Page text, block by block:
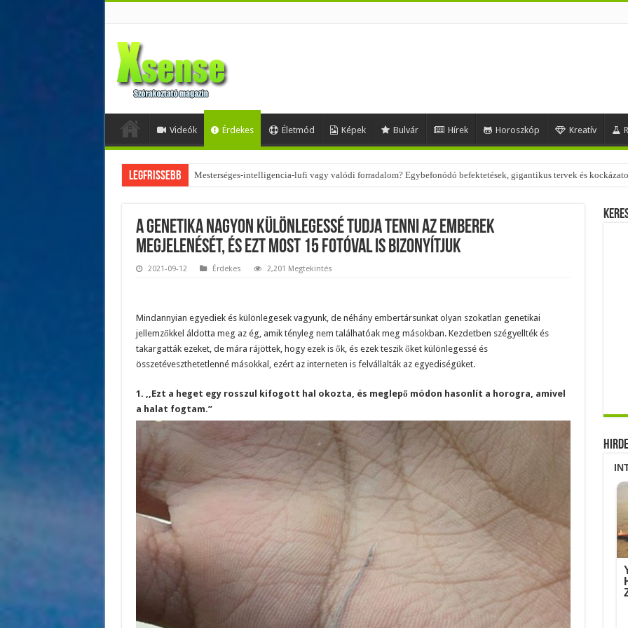
Videók Érdekes Életmód Képek Bulvár Hírek Horoszkóp Kreatív
Legfrissebb Az övtáskák továbbra is trendik – nézd meg, milyen stílusokhoz illenek!
A genetika nagyon különlegessé tudja tenni az emberek
megjelenését, és ezt most 15 fotóval is bizonyítjuk
2021-09-12 Érdekes 2,201 Megtekintés
Mindannyian egyediek és különlegesek vagyunk, de néhány embertársunkat olyan szokatlan genetikai
jellemzőkkel áldotta meg az ég, amik tényleg nem találhatóak meg másokban. Kezdetben szégyellték és
takargatták ezeket, de mára rájöttek, hogy ezek is ők, és ezek teszik őket különlegessé és
összetéveszthetetlenné másokkal, ezért az interneten is felvállalták az egyediségüket.
1. ,,Ezt a heget egy rosszul kifogott hal okozta, és meglepő módon hasonlít a horogra, amivel
a halat fogtam.”